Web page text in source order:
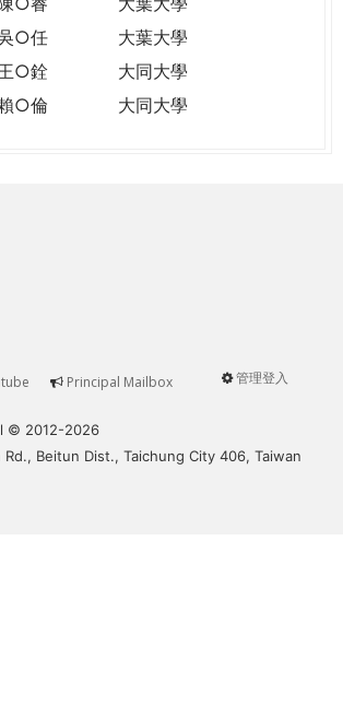
○任
大葉大學
○銓
大同大學
○倫 大同大學
User
管理登入
Principal Mailbox
© 2012-2026
Beitun Dist., Taichung City 406, Taiwan